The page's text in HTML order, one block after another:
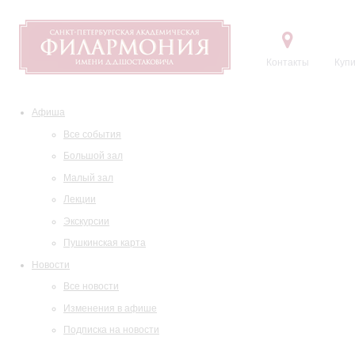
Контакты
Афиша
Все события
Большой зал
Малый зал
Лекции
Экскурсии
Пушкинская карта
Новости
Все новости
Изменения в афише
Подписка на новости